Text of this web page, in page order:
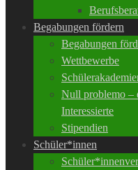
Begabungen fördern
Begabungen
Wettbewerbe
Null problemo –
Interessierte
Stipendien
Schüler*innen